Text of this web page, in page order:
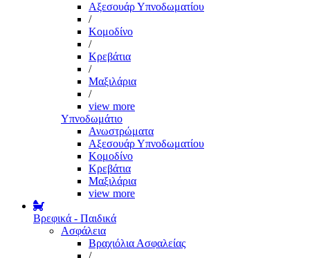
Αξεσουάρ Υπνοδωματίου
/
Κομοδίνο
/
Κρεβάτια
/
Μαξιλάρια
/
view more
Υπνοδωμάτιο
Ανωστρώματα
Αξεσουάρ Υπνοδωματίου
Κομοδίνο
Κρεβάτια
Μαξιλάρια
view more
Βρεφικά - Παιδικά
Ασφάλεια
Βραχιόλια Ασφαλείας
/